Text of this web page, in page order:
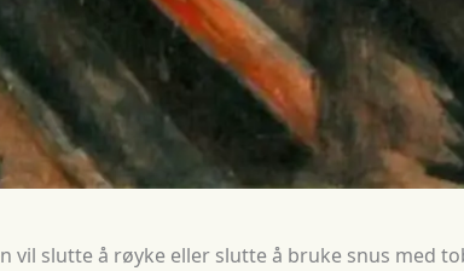
vil slutte å røyke eller slutte å bruke snus med